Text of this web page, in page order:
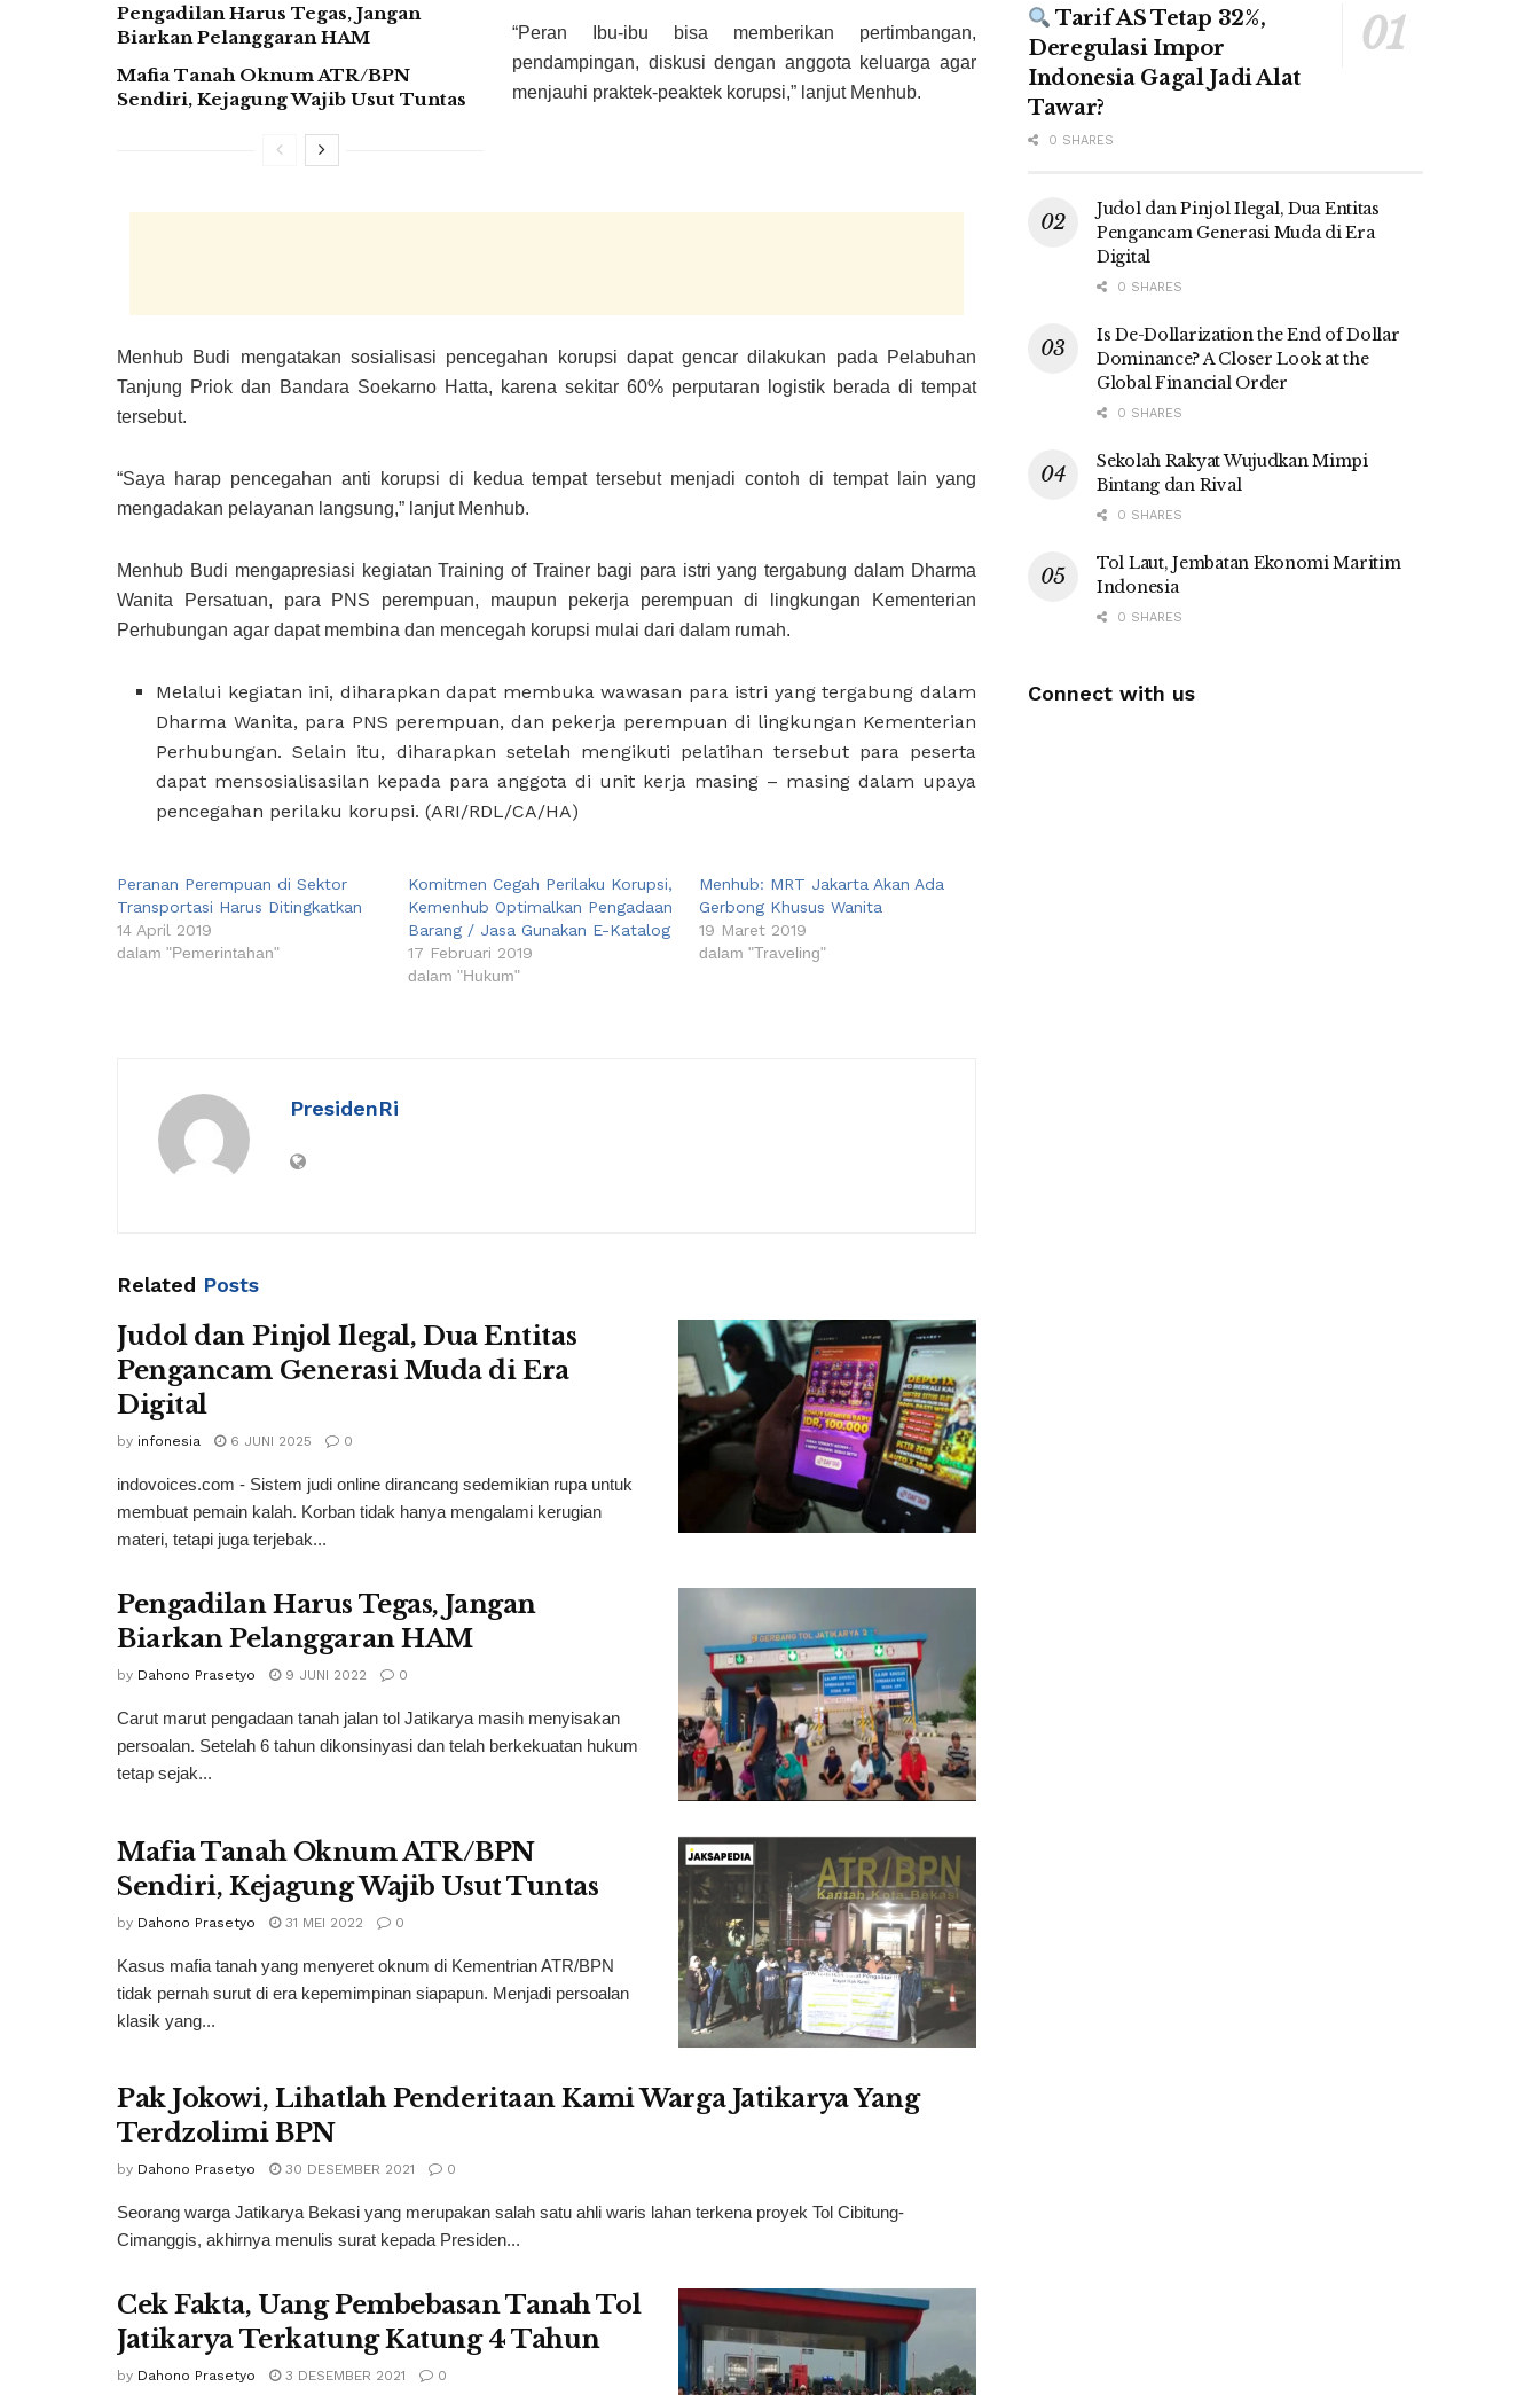
Pengadilan Harus Tegas, Jangan
Biarkan Pelanggaran HAM
Mafia Tanah Oknum ATR/BPN
Sendiri, Kejagung Wajib Usut Tuntas
“Peran Ibu-ibu bisa memberikan pertimbangan,
pendampingan, diskusi dengan anggota keluarga agar
menjauhi praktek-peaktek korupsi,” lanjut Menhub.
Menhub Budi mengatakan sosialisasi pencegahan korupsi dapat gencar dilakukan pada Pelabuhan
Tanjung Priok dan Bandara Soekarno Hatta, karena sekitar 60% perputaran logistik berada di tempat
tersebut.
“Saya harap pencegahan anti korupsi di kedua tempat tersebut menjadi contoh di tempat lain yang
mengadakan pelayanan langsung,” lanjut Menhub.
Menhub Budi mengapresiasi kegiatan Training of Trainer bagi para istri yang tergabung dalam Dharma
Wanita Persatuan, para PNS perempuan, maupun pekerja perempuan di lingkungan Kementerian
Perhubungan agar dapat membina dan mencegah korupsi mulai dari dalam rumah.
Melalui kegiatan ini, diharapkan dapat membuka wawasan para istri yang tergabung dalam
Dharma Wanita, para PNS perempuan, dan pekerja perempuan di lingkungan Kementerian
Perhubungan. Selain itu, diharapkan setelah mengikuti pelatihan tersebut para peserta
dapat mensosialisasilan kepada para anggota di unit kerja masing – masing dalam upaya
pencegahan perilaku korupsi. (ARI/RDL/CA/HA)
Peranan Perempuan di Sektor
Transportasi Harus Ditingkatkan
14 April 2019
dalam "Pemerintahan"
Komitmen Cegah Perilaku Korupsi,
Kemenhub Optimalkan Pengadaan
Barang / Jasa Gunakan E-Katalog
17 Februari 2019
dalam "Hukum"
Menhub: MRT Jakarta Akan Ada
Gerbong Khusus Wanita
19 Maret 2019
dalam "Traveling"
PresidenRi
Related Posts
Judol dan Pinjol Ilegal, Dua Entitas
Pengancam Generasi Muda di Era
Digital
by infonesia 6 JUNI 2025 0
indovoices.com - Sistem judi online dirancang sedemikian rupa untuk
membuat pemain kalah. Korban tidak hanya mengalami kerugian
materi, tetapi juga terjebak...
Pengadilan Harus Tegas, Jangan
Biarkan Pelanggaran HAM
by Dahono Prasetyo 9 JUNI 2022 0
Carut marut pengadaan tanah jalan tol Jatikarya masih menyisakan
persoalan. Setelah 6 tahun dikonsinyasi dan telah berkekuatan hukum
tetap sejak...
Mafia Tanah Oknum ATR/BPN
Sendiri, Kejagung Wajib Usut Tuntas
by Dahono Prasetyo 31 MEI 2022 0
Kasus mafia tanah yang menyeret oknum di Kementrian ATR/BPN
tidak pernah surut di era kepemimpinan siapapun. Menjadi persoalan
klasik yang...
Pak Jokowi, Lihatlah Penderitaan Kami Warga Jatikarya Yang
Terdzolimi BPN
by Dahono Prasetyo 30 DESEMBER 2021 0
Seorang warga Jatikarya Bekasi yang merupakan salah satu ahli waris lahan terkena proyek Tol Cibitung-
Cimanggis, akhirnya menulis surat kepada Presiden...
Cek Fakta, Uang Pembebasan Tanah Tol
Jatikarya Terkatung Katung 4 Tahun
by Dahono Prasetyo 3 DESEMBER 2021 0
Tarif AS Tetap 32%,
Deregulasi Impor
Indonesia Gagal Jadi Alat
Tawar?
0 SHARES
Judol dan Pinjol Ilegal, Dua Entitas
Pengancam Generasi Muda di Era
Digital
0 SHARES
Is De-Dollarization the End of Dollar
Dominance? A Closer Look at the
Global Financial Order
0 SHARES
Sekolah Rakyat Wujudkan Mimpi
Bintang dan Rival
0 SHARES
Tol Laut, Jembatan Ekonomi Maritim
Indonesia
0 SHARES
Connect with us